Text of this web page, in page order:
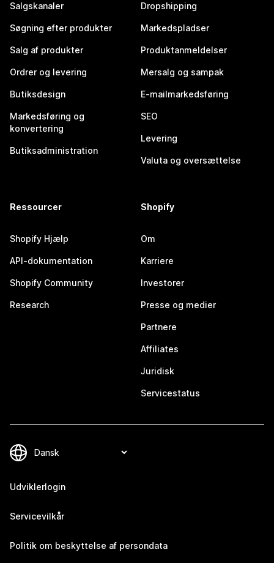
Salgskanaler
Søgning efter produkter
Salg af produkter
Ordrer og levering
Butiksdesign
Markedsføring og
konvertering
Butiksadministration
Dropshipping
Markedspladser
Produktanmeldelser
Mersalg og sampak
E-mailmarkedsføring
SEO
Levering
Valuta og oversættelse
Ressourcer
Shopify Hjælp
API-dokumentation
Shopify Community
Research
Shopify
Om
Karriere
Investorer
Presse og medier
Partnere
Affiliates
Juridisk
Servicestatus
Udviklerlogin
Servicevilkår
Politik om beskyttelse af persondata